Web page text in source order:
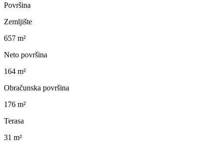
Površina
Zemljište
657 m²
Neto površina
164 m²
Obračunska površina
176 m²
Terasa
31 m²